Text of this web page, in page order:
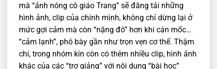
mà “ảnh nóng cô giáo Trang” sẽ đăng tải những
hình ảnh, clip của chính mình, không chỉ dừng lại ở
mức gợi cảm mà còn “nặng đô” hơn khi cán mốc…
“cảm lạnh”, phô bày gần như trọn vẹn cơ thể. Thậm
chí, trong nhóm kín còn có thêm nhiều clip, hình ảnh
khác của các “trợ giảng” với nội dung “bài học”